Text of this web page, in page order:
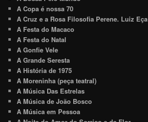
A Copa é nossa 70
A Cruz e a Rosa Filosofia Perene. Luiz Eça
A Festa do Macaco
A Festa do Natal
A Gonfie Vele
A Grande Seresta
A História de 1975
A Moreninha (peça teatral)
A Música Das Estrelas
A Música de João Bosco
A Música em Pessoa